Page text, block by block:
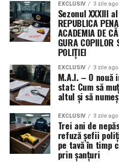
Această practică a
despre contractori și valorile
devine din ce în ce mai
este nevoia de a preveni
strategice către puteri rivale
unor vehicule contractuale
ocolirea cerințelor standard
oferind armatei o mai mare
un grad sporit de discreție în
tehnologică în spațiul cosmic.
EXCLUSIV 3 zile ago
Sezonul XXXIII
REPUBLICA
ACADEMIA DE
GURA COPIILOR
POLIȚIEI
EXCLUSIV 3 zile ago
M.A.I. – O
stat: Cum să
altul și să
EXCLUSIV 3 zile ago
Trei ani de
refuză șefii
pe tavă în timp
prin șanțuri